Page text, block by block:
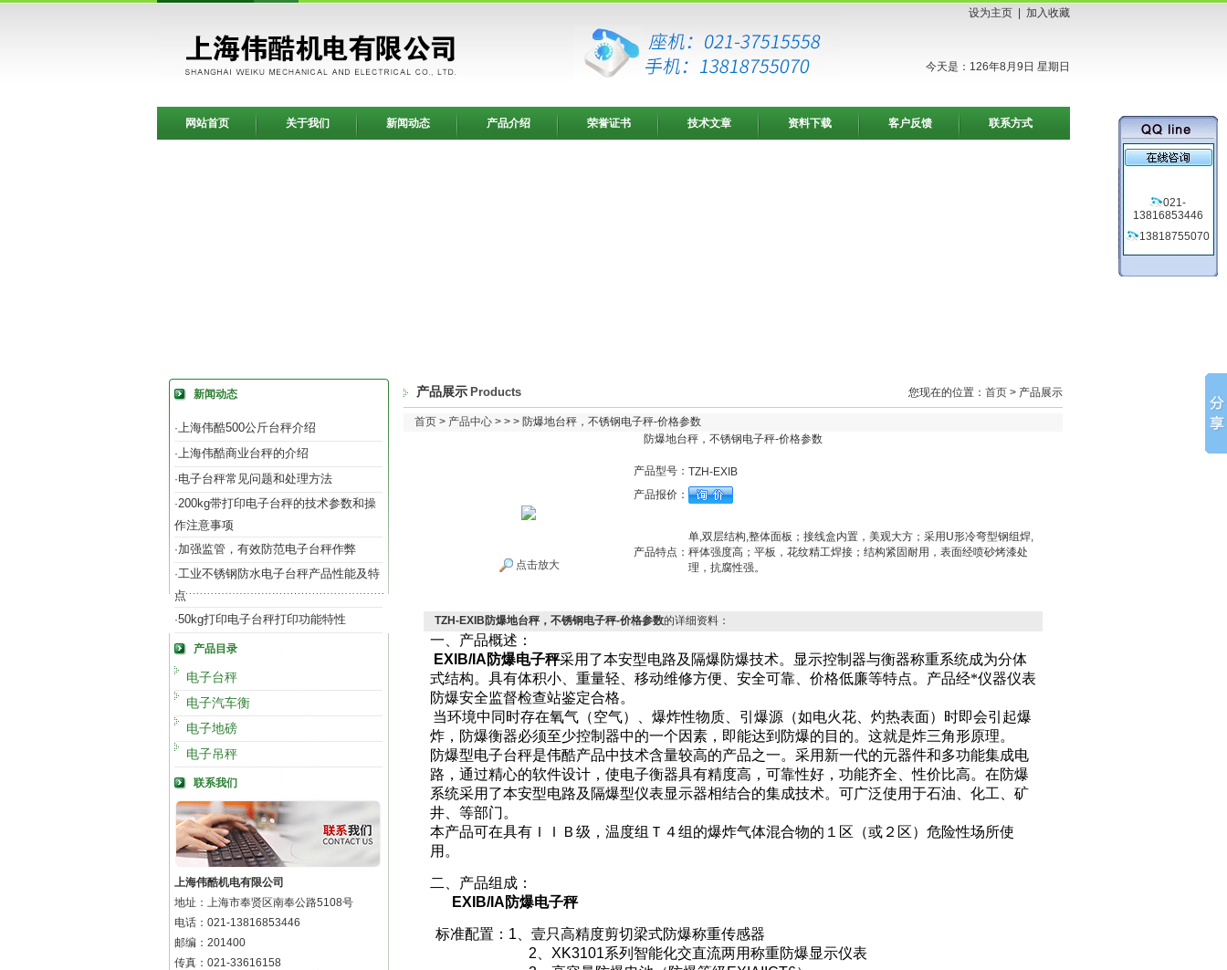
设为主页 加入收藏
今天是：126年8月9日 星期日
网站首页 关于我们 新闻动态 产品介绍 荣誉证书 技术文章 资料下载 客户反馈 联系方式
新闻动态
·上海伟酷500公斤台秤介绍
·上海伟酷商业台秤的介绍
·电子台秤常见问题和处理方法
·200kg带打印电子台秤的技术参数和操
作注意事项
·加强监管，有效防范电子台秤作弊
·工业不锈钢防水电子台秤产品性能及特
点
·50kg打印电子台秤打印功能特性
产品目录
电子台秤
电子汽车衡
电子地磅
电子吊秤
联系我们
上海伟酷机电有限公司
地址：上海市奉贤区南奉公路5108号
电话：021-13816853446
邮编：201400
传真：021-33616158
产品展示 Products 您现在的位置： 首页 > 产品展示
首页 > 产品中心 > > > 防爆地台秤，不锈钢电子秤-价格参数
防爆地台秤，不锈钢电子秤-价格参数
点击放大
产品型号： TZH-EXIB
产品报价：
产品特点：
单,双层结构,整体面板；接线盒内置，美观大方；采用U形冷弯型钢组焊,
秤体强度高；平板，花纹精工焊接；结构紧固耐用，表面经喷砂烤漆处
理，抗腐性强。
TZH-EXIB防爆地台秤，不锈钢电子秤-价格参数的详细资料：
一、产品概述：
EXIB/IA 防爆电子秤采用了本安型电路及隔爆防爆技术。显示控制器与衡器称重系统成为分体
式结构。具有体积小、重量轻、移动维修方便、安全可靠、价格低廉等特点。产品经*仪器仪表
防爆安全监督检查站鉴定合格。
当环境中同时存在氧气（空气）、爆炸性物质、引爆源（如电火花、灼热表面）时即会引起爆
炸，防爆衡器必须至少控制器中的一个因素，即能达到防爆的目的。这就是炸三角形原理。
防爆型电子台秤是伟酷产品中技术含量较高的产品之一。采用新一代的元器件和多功能集成电
路，通过精心的软件设计，使电子衡器具有精度高，可靠性好， 功能齐全 、性价比高。在防爆
系统采用了本安型电路及隔爆型仪表显示器相结合的集成技术。可广泛使用于石油、化工、矿
井、等部门。
本产品可在具有ＩＩＢ级，温度组Ｔ４组的爆炸气体混合物的１区（或２区）危险性场所使
用。
二、产品组成：
EXIB/IA 防爆电子秤
标准配置： 1 、壹只高精度剪切梁式防爆称重传感器
2
XK3101系列智能化交直流两用称重防爆显示仪表
021-
13816853446
13818755070